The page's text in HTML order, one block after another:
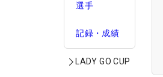
選手
記録・成績
LADY GO CUP